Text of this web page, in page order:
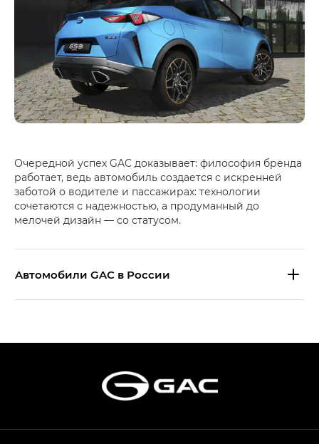
Очередной успех GAC доказывает: философия бренда
работает, ведь автомобиль создается с искренней
заботой о водителе и пассажирах: технологии
сочетаются с надежностью, а продуманный до
мелочей дизайн — со статусом.
Aвтомобили GAC в России
Эс Икс ПРЕМИУМ — SX PREMIUM
S7 — Эс 7 (S7) в комплектациях
Эс Икс ПРЕМИУМ — SX PREMIUM, Эс Тэ — ST
в комплектации Экс ПРЕМИУМ — EX PREMIUM